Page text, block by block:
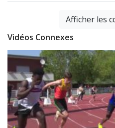
Afficher les
Vidéos Connexes